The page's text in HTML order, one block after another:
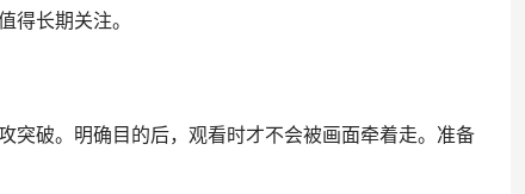
得长期关注。
突破。明确目的后，观看时才不会被画面牵着走。准备